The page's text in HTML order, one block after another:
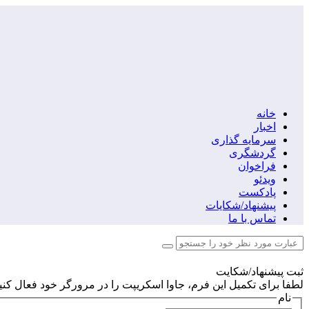
خانه
اخبار
سرمایه گذاری
گردشگری
فراخوان
ویدئو
پادکست
پیشنهاد/شکایات
تماس با ما
ثبت پیشنهاد/شکایت
لطفا برای تکمیل این فرم، جاوا اسکریپت را در مرورگر خود فعال
نام